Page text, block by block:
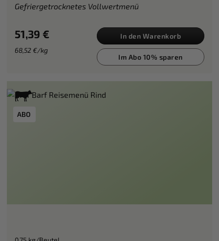
Gefriergetrocknetes Vollwertmenü
51,39 €
68,52 €/kg
In den Warenkorb
Im Abo 10% sparen
ABO